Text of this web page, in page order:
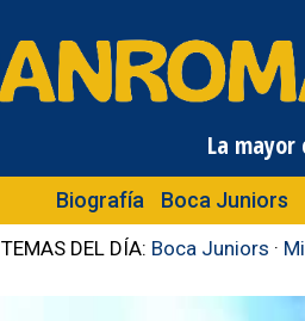
La mayor
Biografía Boca Juniors
TEMAS DEL DÍA: Boca Juniors ·